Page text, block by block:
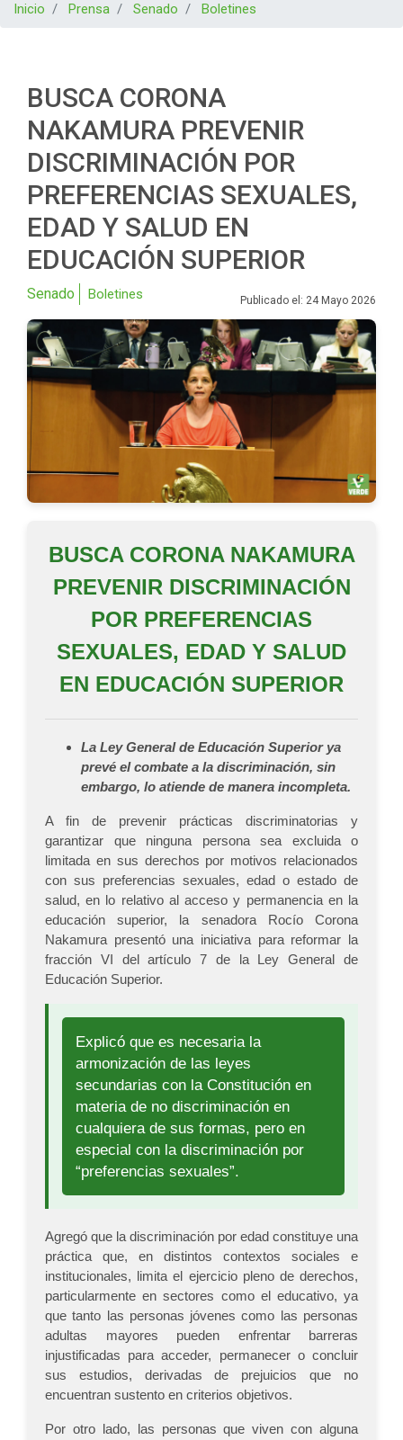
Inicio Prensa Senado Boletines
BUSCA CORONA
NAKAMURA PREVENIR
DISCRIMINACIÓN POR
PREFERENCIAS SEXUALES,
EDAD Y SALUD EN
EDUCACIÓN SUPERIOR
Senado Boletines Publicado el: 24 Mayo 2026
BUSCA CORONA NAKAMURA
PREVENIR DISCRIMINACIÓN
POR PREFERENCIAS
SEXUALES, EDAD Y SALUD
EN EDUCACIÓN SUPERIOR
La Ley General de Educación Superior ya
prevé el combate a la discriminación, sin
embargo, lo atiende de manera incompleta.
A fin de prevenir prácticas discriminatorias y
garantizar que ninguna persona sea excluida o
limitada en sus derechos por motivos relacionados
con sus preferencias sexuales, edad o estado de
salud, en lo relativo al acceso y permanencia en la
educación superior, la senadora Rocío Corona
Nakamura presentó una iniciativa para reformar la
fracción VI del artículo 7 de la Ley General de
Educación Superior.
Explicó que es necesaria la
armonización de las leyes
secundarias con la Constitución en
materia de no discriminación en
cualquiera de sus formas, pero en
especial con la discriminación por
“preferencias sexuales”.
Agregó que la discriminación por edad constituye una
práctica que, en distintos contextos sociales e
institucionales, limita el ejercicio pleno de derechos,
particularmente en sectores como el educativo, ya
que tanto las personas jóvenes como las personas
adultas mayores pueden enfrentar barreras
injustificadas para acceder, permanecer o concluir
sus estudios, derivadas de prejuicios que no
encuentran sustento en criterios objetivos.
Por otro lado, las personas que viven con alguna